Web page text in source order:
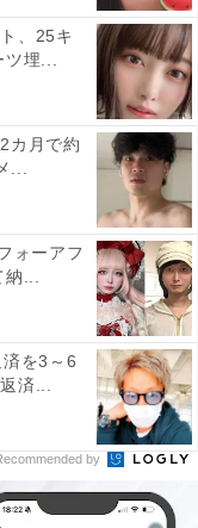
、25キ
ツ埋...
カ月で約
...
ォーアフ
納...
を3～6
済...
by